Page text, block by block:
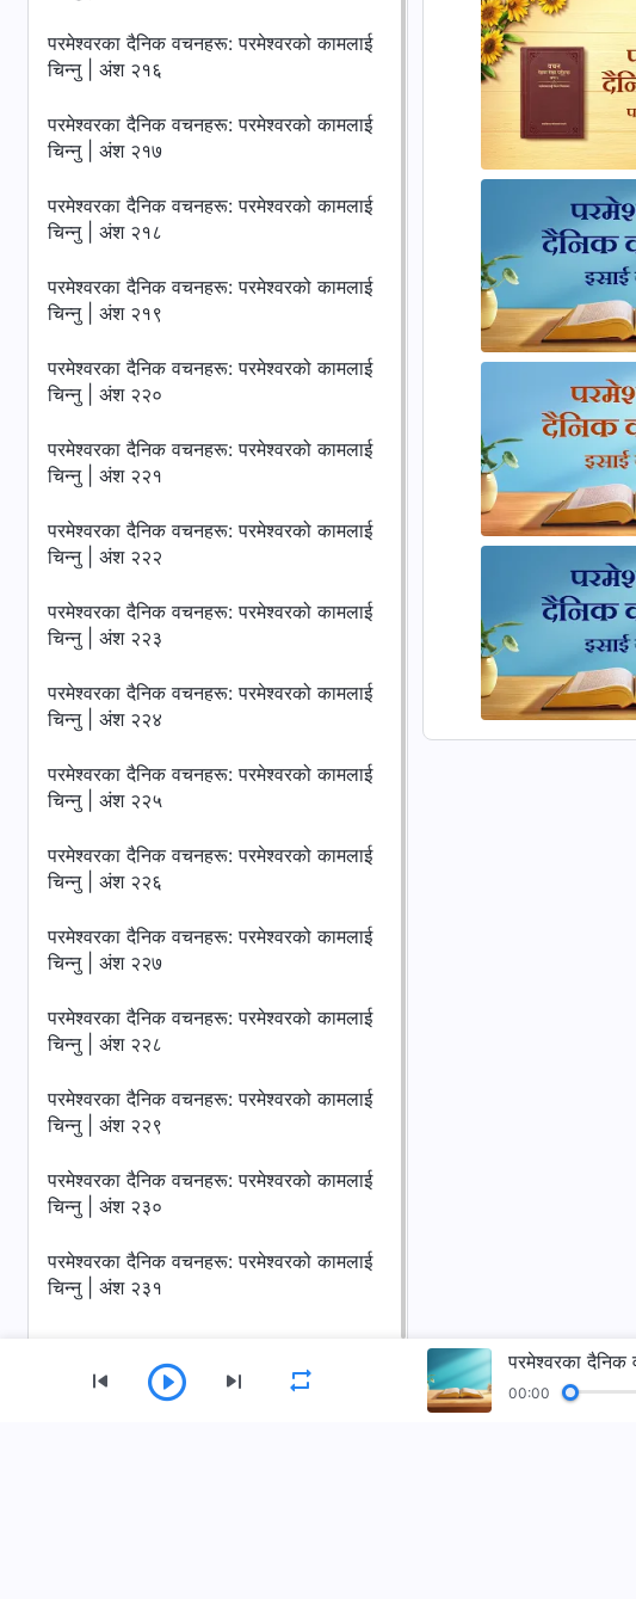
परमेश्‍वरका दैनिक वचनहरू: परमेश्‍वरको कामलाई
चिन्‍नु | अंश २१६
परमेश्‍वरका दैनिक वचनहरू: परमेश्‍वरको कामलाई
चिन्‍नु | अंश २१७
परमेश्‍वरका दैनिक वचनहरू: परमेश्‍वरको कामलाई
चिन्‍नु | अंश २१८
परमेश्‍वरका दैनिक वचनहरू: परमेश्‍वरको कामलाई
चिन्‍नु | अंश २१९
परमेश्‍वरका दैनिक वचनहरू: परमेश्‍वरको कामलाई
चिन्‍नु | अंश २२०
परमेश्‍वरका दैनिक वचनहरू: परमेश्‍वरको कामलाई
चिन्‍नु | अंश २२१
परमेश्‍वरका दैनिक वचनहरू: परमेश्‍वरको कामलाई
चिन्‍नु | अंश २२२
परमेश्‍वरका दैनिक वचनहरू: परमेश्‍वरको कामलाई
चिन्‍नु | अंश २२३
परमेश्‍वरका दैनिक वचनहरू: परमेश्‍वरको कामलाई
चिन्‍नु | अंश २२४
परमेश्‍वरका दैनिक वचनहरू: परमेश्‍वरको कामलाई
चिन्‍नु | अंश २२५
परमेश्‍वरका दैनिक वचनहरू: परमेश्‍वरको कामलाई
चिन्‍नु | अंश २२६
परमेश्‍वरका दैनिक वचनहरू: परमेश्‍वरको कामलाई
चिन्‍नु | अंश २२७
परमेश्‍वरका दैनिक वचनहरू: परमेश्‍वरको कामलाई
चिन्‍नु | अंश २२८
परमेश्‍वरका दैनिक वचनहरू: परमेश्‍वरको कामलाई
चिन्‍नु | अंश २२९
परमेश्‍वरका दैनिक वचनहरू: परमेश्‍वरको कामलाई
चिन्‍नु | अंश २३०
परमेश्‍वरका दैनिक वचनहरू: परमेश्‍वरको कामलाई
चिन्‍नु | अंश २३१
परमेश्‍वरका
00:00